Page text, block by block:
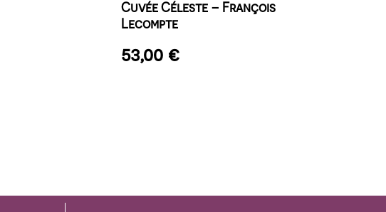
Cuvée Céleste – François
Lecompte
53,00 €